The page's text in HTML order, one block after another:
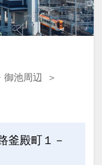
御池周辺
釜殿町１－